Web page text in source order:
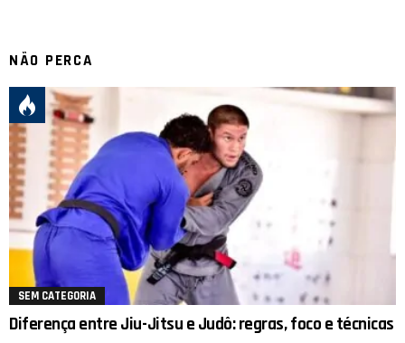
NÃO PERCA
SEM CATEGORIA
Diferença entre Jiu-Jitsu e Judô: regras, foco e técnicas